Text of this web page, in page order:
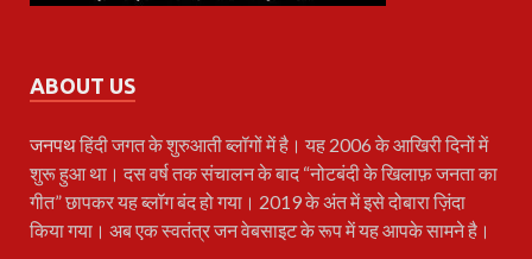
ABOUT US
जनपथहिंदी जगत के शुरुआती ब्लॉगों में है। यह 2006 के आखिरी दिनों में
शुरू हुआ था। दस वर्ष तक संचालन के बाद “नोटबंदी के खिलाफ़ जनता का
गीत” छापकर यह ब्लॉग बंद हो गया। 2019 के अंत में इसे दोबारा ज़िंदा
किया गया। अब एक स्वतंत्र जन वेबसाइट के रूप में यह आपके सामने है।